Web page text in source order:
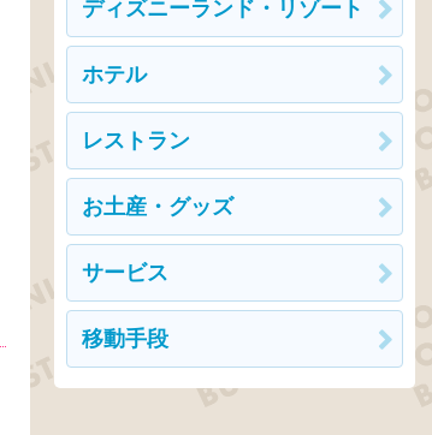
ディズニーランド・リゾート
ホテル
レストラン
お土産・グッズ
サービス
移動手段